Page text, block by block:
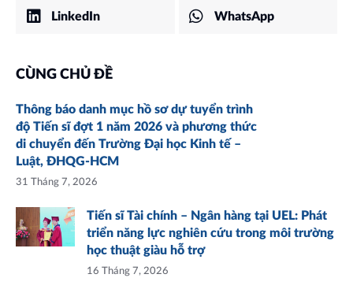
LinkedIn WhatsApp
CÙNG CHỦ ĐỀ
Thông báo danh mục hồ sơ dự tuyển trình
độ Tiến sĩ đợt 1 năm 2026 và phương thức
di chuyển đến Trường Đại học Kinh tế –
Luật, ĐHQG-HCM
31 Tháng 7, 2026
Tiến sĩ Tài chính – Ngân hàng tại UEL: Phát
triển năng lực nghiên cứu trong môi trường
học thuật giàu hỗ trợ
16 Tháng 7, 2026